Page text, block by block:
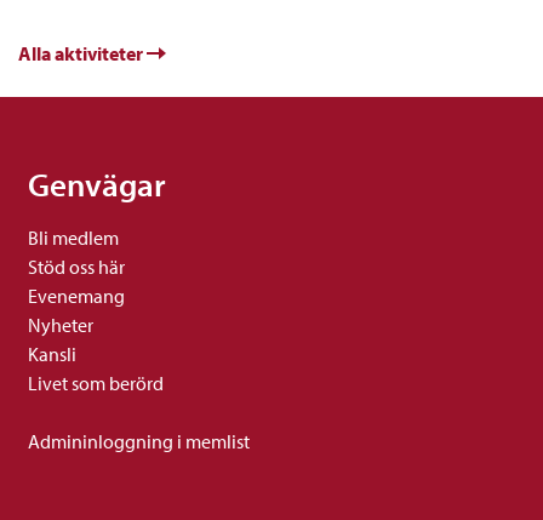
Alla aktiviteter
Genvägar
Bli medlem
Stöd oss här
Evenemang
Nyheter
Kansli
Livet som berörd
Admininloggning i memlist